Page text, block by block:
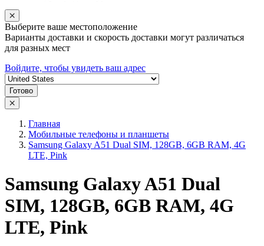
Выберите ваше местоположение
Варианты доставки и скорость доставки могут различаться
для разных мест
Войдите, чтобы увидеть ваш адрес
Готово
Главная
Мобильные телефоны и планшеты
Samsung Galaxy A51 Dual SIM, 128GB, 6GB RAM, 4G
LTE, Pink
Samsung Galaxy A51 Dual
SIM, 128GB, 6GB RAM, 4G
LTE, Pink